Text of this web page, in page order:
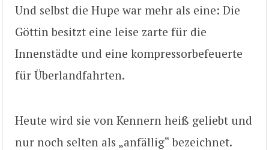
Und selbst die Hupe war mehr als eine: Die
Göttin besitzt eine leise zarte für die
Innenstädte und eine kompressorbefeuerte
für Überlandfahrten.
Heute wird sie von Kennern heiß geliebt und
nur noch selten als „anfällig“ bezeichnet.